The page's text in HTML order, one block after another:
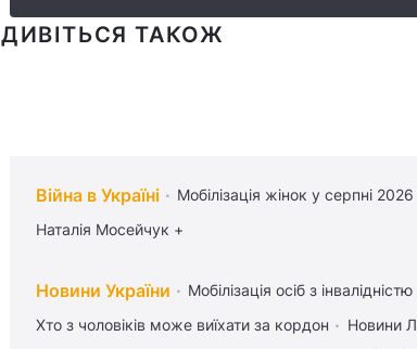
ДИВІТЬСЯ ТАКОЖ
Війна в Україні Мобілізація жінок у серпні 2026
Наталія Мосейчук +
Новини України Мобілізація осіб з
Хто з чоловіків може виїхати за кордон
Новини